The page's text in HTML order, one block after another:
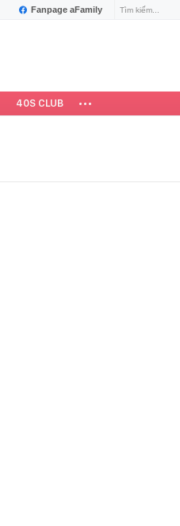
Fanpage aFamily
40S CLUB